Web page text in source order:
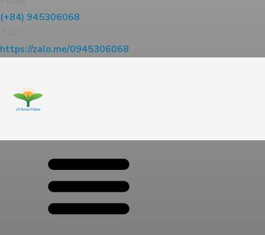
(+84) 945306068
https://zalo.me/0945306068